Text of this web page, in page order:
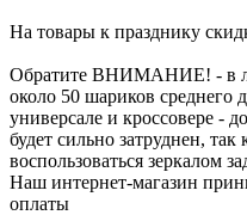
На товары к празднику
Обратите ВНИМАНИЕ! - в
около 50 шариков среднего
универсале и кроссовере -
будет сильно затруднен,
воспользоваться зеркалом
Наш интернет-магазин
оплаты